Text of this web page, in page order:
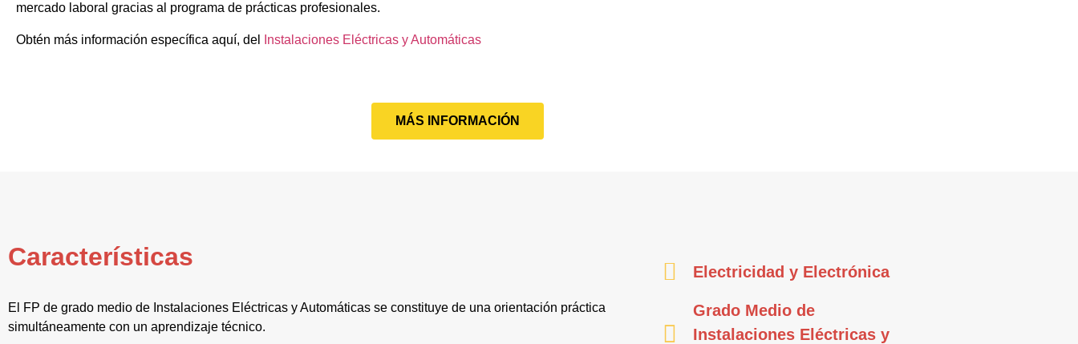
mercado laboral gracias al programa de prácticas profesionales.
Obtén más información específica aquí, del Instalaciones Eléctricas y Automáticas
MÁS INFORMACIÓN
Características
El FP de grado medio de Instalaciones Eléctricas y Automáticas se constituye de una orientación práctica
simultáneamente con un aprendizaje técnico.
Electricidad y Electrónica
Grado Medio de
Instalaciones Eléctricas y